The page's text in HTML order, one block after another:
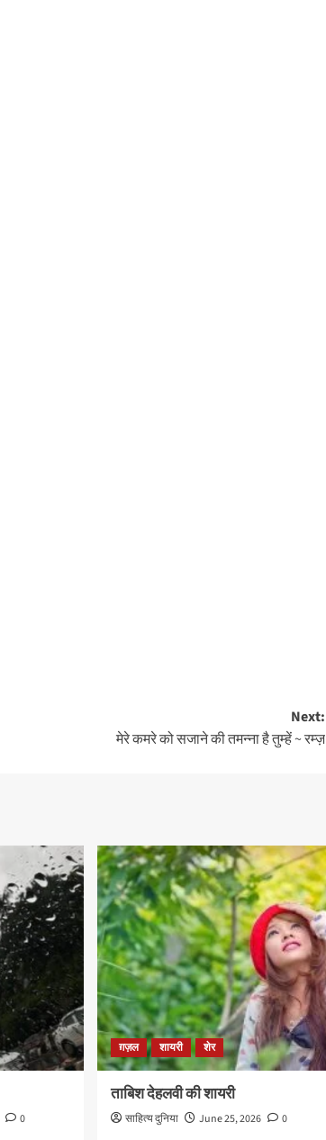
Next:
मेरे कमरे को सजाने की तमन्ना है तुम्हें ~ रम्ज़
0
ग़ज़ल शायरी शेर
ताबिश देहलवी की शायरी
साहित्य दुनिया June 25, 2026 0